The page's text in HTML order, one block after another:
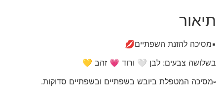
תיאור
▪️מסיכה להזנת השפתיים💋
בשלושה צבעים: לבן 🤍 ורוד 💗 זהב 💛
▫️מסיכה המטפלת ביובש בשפתיים ובשפתיים סדוקות.